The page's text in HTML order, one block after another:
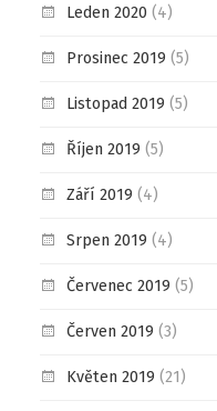
Leden 2020 (4)
Prosinec 2019 (5)
Listopad 2019 (5)
Říjen 2019 (5)
Září 2019 (4)
Srpen 2019 (4)
Červenec 2019 (5)
Červen 2019 (3)
Květen 2019 (21)